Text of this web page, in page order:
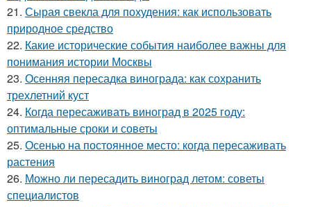
21. Сырая свекла для похудения: как использовать
природное средство
22. Какие исторические события наиболее важны для
понимания истории Москвы
23. Осенняя пересадка винограда: как сохранить
трехлетний куст
24. Когда пересаживать виноград в 2025 году:
оптимальные сроки и советы
25. Осенью на постоянное место: когда пересаживать
растения
26. Можно ли пересадить виноград летом: советы
специалистов